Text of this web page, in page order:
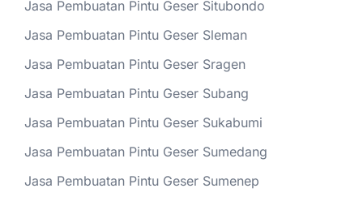
Jasa Pembuatan Pintu Geser Situbondo
Jasa Pembuatan Pintu Geser Sleman
Jasa Pembuatan Pintu Geser Sragen
Jasa Pembuatan Pintu Geser Subang
Jasa Pembuatan Pintu Geser Sukabumi
Jasa Pembuatan Pintu Geser Sumedang
Jasa Pembuatan Pintu Geser Sumenep